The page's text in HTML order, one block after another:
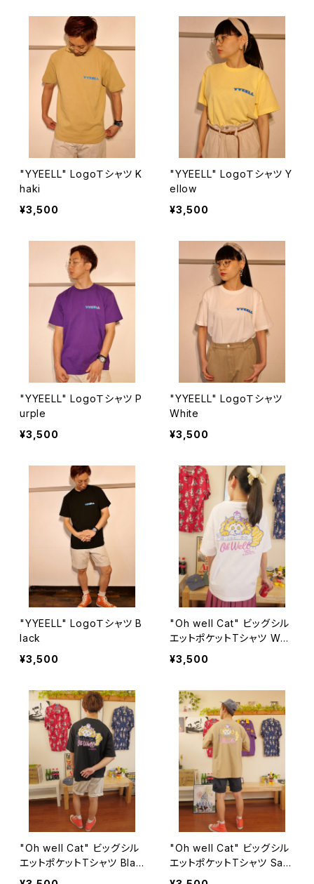
"YYEELL" LogoＴシャツ K
haki
¥3,500
"YYEELL" LogoＴシャツ Y
ellow
¥3,500
"YYEELL" LogoＴシャツ P
urple
¥3,500
"YYEELL" LogoＴシャツ
White
¥3,500
"YYEELL" LogoＴシャツ B
lack
¥3,500
"Oh well Cat" ビッグシル
エットポケットTシャツ Whit
e
¥3,500
"Oh well Cat" ビッグシル
エットポケットTシャツ Blac
k
"Oh well Cat" ビッグシル
エットポケットTシャツ San
d Khaki